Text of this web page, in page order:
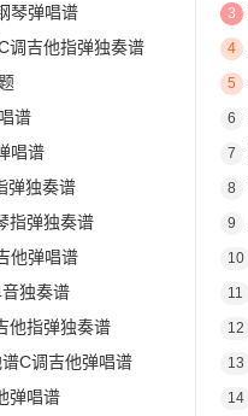
琴弹唱谱
调吉他指弹独奏谱
谱
唱谱
弹独奏谱
指弹独奏谱
他弹唱谱
独奏谱
他指弹独奏谱
C调吉他弹唱谱
弹唱谱
3
4
5
6
7
8
9
10
11
12
13
14